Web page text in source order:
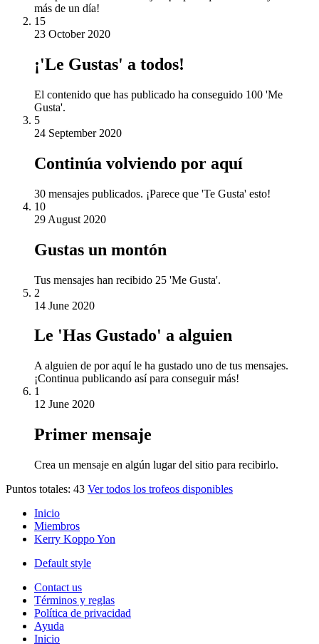
más de un día!
15
23 October 2020
¡'Le Gustas' a todos!
El contenido que has publicado ha conseguido 100 'Me
Gusta'.
5
24 September 2020
Continúa volviendo por aquí
30 mensajes publicados. ¡Parece que 'Te Gusta' esto!
10
29 August 2020
Gustas un montón
Tus mensajes han recibido 25 'Me Gusta'.
2
14 June 2020
Le 'Has Gustado' a alguien
A alguien de por aquí le ha gustado uno de tus mensajes.
¡Continua publicando así para conseguir más!
1
12 June 2020
Primer mensaje
Crea un mensaje en algún lugar del sitio para recibirlo.
Puntos totales: 43 Ver todos los trofeos disponibles
Inicio
Miembros
Kerry Koppo Yon
Default style
Contact us
Términos y reglas
Política de privacidad
Ayuda
Inicio